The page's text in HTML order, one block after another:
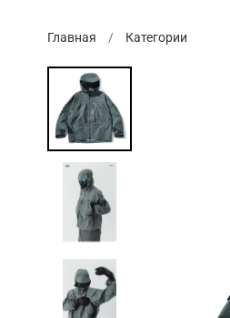
Главная Категории